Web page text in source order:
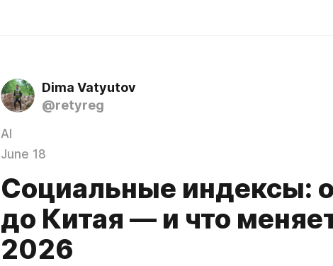
Dima Vatyutov
@retyreg
AI
June 18
Социальные индексы:
до Китая — и что
2026